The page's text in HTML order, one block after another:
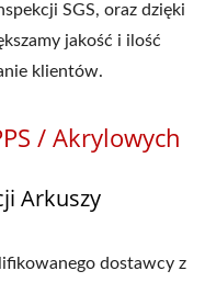
SGS, oraz dzięki
jakość i ilość
klientów.
/ Akrylowych
Arkuszy
dostawcy z